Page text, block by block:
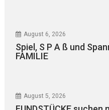
August 6, 2026
Spiel, S P A ß und
FAMILIE
August 5, 2026